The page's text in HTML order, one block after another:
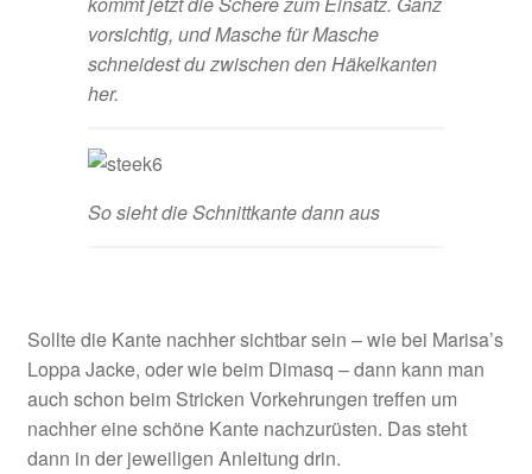
vorsichtig, und Masche für Masche
schneidest du zwischen den Häkelkanten
her.
So sieht die Schnittkante dann aus
Sollte die Kante nachher sichtbar sein – wie bei Marisa’s
Loppa Jacke, oder wie beim Dimasq – dann kann man
auch schon beim Stricken Vorkehrungen treffen um
nachher eine schöne Kante nachzurüsten. Das steht
dann in der jeweiligen Anleitung drin.